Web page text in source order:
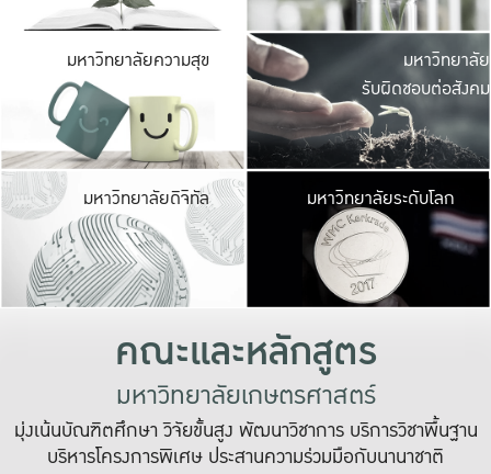
มหาวิทยาลัยความสุข มหาวิ
ค
เปิดประ
และพบเรื่องราวใ
มหาวิทยาลัย
รับผิดชอบต่อสังคม
มหาวิทยาลัยดิจิทัล มหาวิ
เปลี่ยนแปลง แล
เพื่อทำง
ระบบสารสนเทศ
มหาวิทยาลัยระดับโลก
คณะและหลักสูตร
มหาวิทยาลัยเกษตรศาสตร์
มุ่งเน้นบัณฑิตศึกษา วิจัยขั้นสูง พัฒนาวิชาการ บริการวิชาพื้นฐาน
บริหารโครงการพิเศษ ประสานความร่วมมือกับนานาชาติ